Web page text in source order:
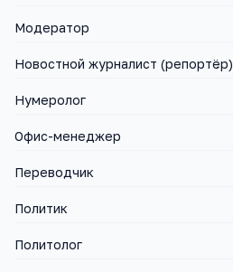
Модератор
Новостной журналист (репортёр)
Нумеролог
Офис-менеджер
Переводчик
Политик
Политолог